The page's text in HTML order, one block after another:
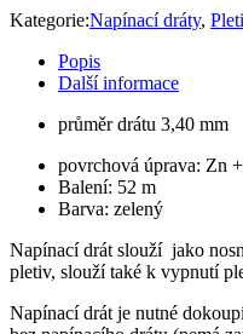
Kategorie:Napínací dráty,
Popis
Další informace
průměr drátu 3,40 mm
povrchová úprava: Zn
Balení: 52 m
Barva: zelený
Napínací drát slouží jako
pletiv, slouží také k vypnutí
Napínací drát je nutné